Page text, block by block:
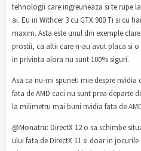
tehnologii care ingreuneaza si te rupe
ai. Eu in Withcer 3 cu GTX 980 Ti si cu
maxim. Asta este unul din exemple
prostii, ca altii care n-au avut placa si
in privinta alora nu sunt 100% siguri.
Asa ca nu-mi spuneti mie despre nvidia
fata de AMD caci nu sunt prea departe
la milimetru mai buni nvidia fata de
@Monatru: DirectX 12 o sa schimbe
ului fata de DirectX 11 si doar in